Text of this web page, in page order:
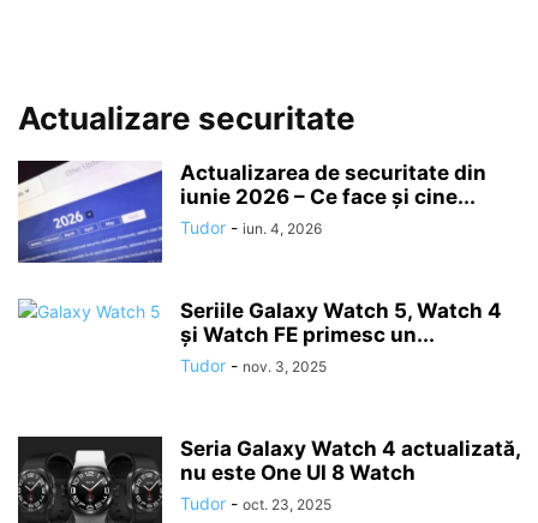
Actualizare securitate
Actualizarea de securitate din
iunie 2026 – Ce face și cine...
Tudor - iun. 4, 2026
Seriile Galaxy Watch 5, Watch 4
și Watch FE primesc un...
Tudor - nov. 3, 2025
Seria Galaxy Watch 4 actualizată,
nu este One UI 8 Watch
Tudor - oct. 23, 2025